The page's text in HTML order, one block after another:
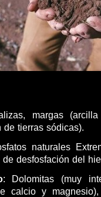
margas
de tierras sódicas).
naturales
desfosfación del
: Dolomitas (muy
calcio y